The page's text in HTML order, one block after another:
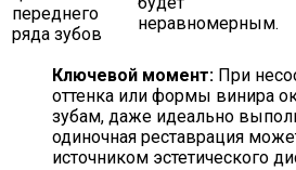
переднего
ряда зубов
неравномерным.
Ключевой момент: При
оттенка или формы винира
зубам, даже идеально
одиночная реставрация
источником эстетического